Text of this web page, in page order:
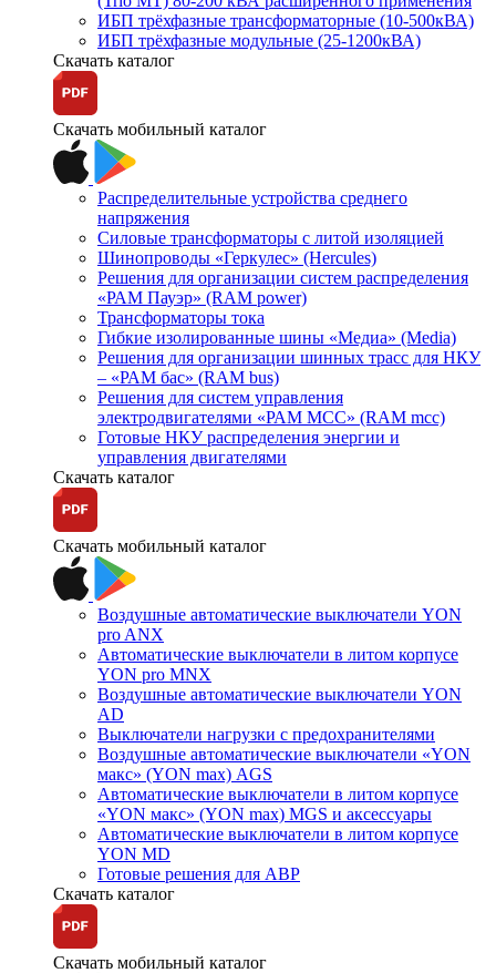
ИБП трёхфазные трансформаторные (10-500кВА)
ИБП трёхфазные модульные (25-1200кВА)
Скачать каталог
Скачать мобильный каталог
Распределительные устройства среднего
напряжения
Силовые трансформаторы с литой изоляцией
Шинопроводы «Геркулес» (Hercules)
Решения для организации систем распределения
«РАМ Пауэр» (RAM power)
Трансформаторы тока
Гибкие изолированные шины «Медиа» (Media)
Решения для организации шинных трасс для НКУ
– «РАМ бас» (RAM bus)
Решения для систем управления
электродвигателями «РАМ МСС» (RAM mcc)
Готовые НКУ распределения энергии и
управления двигателями
Скачать каталог
Скачать мобильный каталог
Воздушные автоматические выключатели YON
pro ANX
Автоматические выключатели в литом корпусе
YON pro MNX
Воздушные автоматические выключатели YON
AD
Выключатели нагрузки с предохранителями
Воздушные автоматические выключатели «YON
макс» (YON max) AGS
Автоматические выключатели в литом корпусе
«YON макс» (YON max) MGS и аксессуары
Автоматические выключатели в литом корпусе
YON MD
Готовые решения для АВР
Скачать каталог
Скачать мобильный каталог